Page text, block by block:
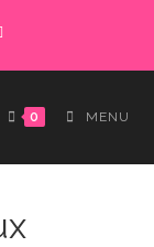
0 MENU